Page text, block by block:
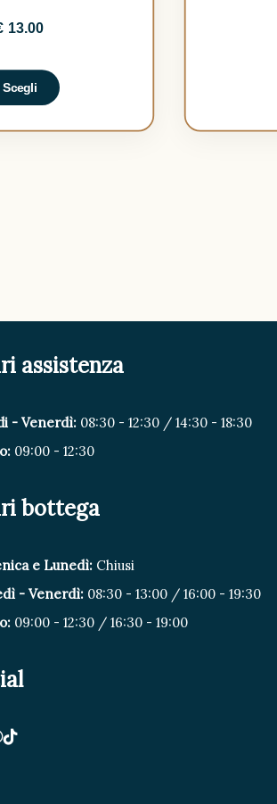
13.00
Scegli
assistenza
- Venerdì: 08:30 - 12:30 / 14:30 - 18:30
09:00 - 12:30
bottega
e Lunedì: Chiusi
- Venerdì: 08:30 - 13:00 / 16:00 - 19:30
09:00 - 12:30 / 16:30 - 19:00